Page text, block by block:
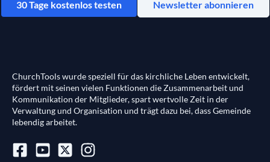
30 Tage kostenlos testen Newsletter abonnieren
ChurchTools wurde speziell für das kirchliche Leben entwickelt,
fördert mit seinen vielen Funktionen die Zusammenarbeit und
Kommunikation der Mitglieder, spart wertvolle Zeit in der
Verwaltung und Organisation und trägt dazu bei, dass Gemeinde
lebendig arbeitet.